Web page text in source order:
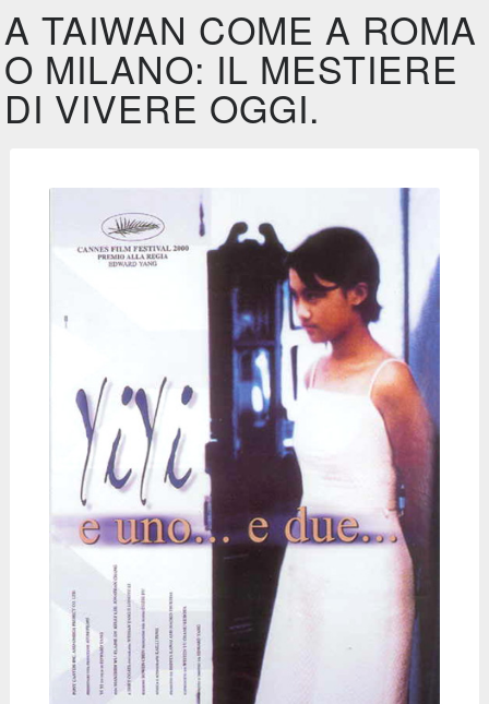
A TAIWAN COME A ROMA
O MILANO: IL MESTIERE
DI VIVERE OGGI.